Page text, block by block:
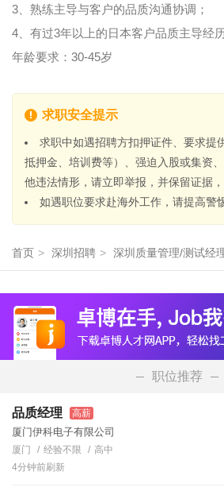
3、熟练主导与客户的品质沟通协调；
4、有过3年以上的日本客户品质主导经历
年龄要求：30-45岁
求职安全提示
求职中如遇招聘方扣押证件、要求提
抵押金、培训费等）、强迫入股或集资
他违法情形，请立即举报，并保留证据，
如遇职位要求赴海外工作，请提高警
首页 > 深圳招聘 > 深圳质量管理/测试经
职位推荐
品质经理 高薪
厦门伊科电子有限公司
厦门 经验不限
高中
4分钟前刷新